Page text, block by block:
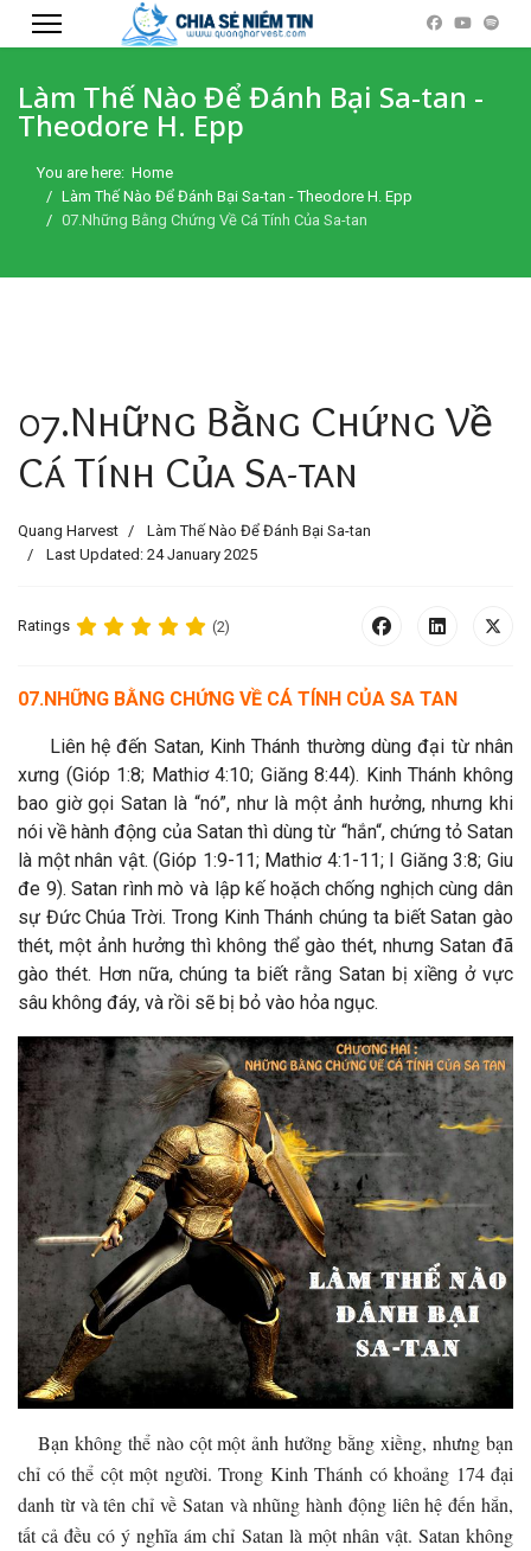
Làm Thế Nào Để Đánh Bại Sa-tan -
Theodore H. Epp
You are here: Home
Làm Thế Nào Để Đánh Bại Sa-tan - Theodore H. Epp
07.Những Bằng Chứng Về Cá Tính Của Sa-tan
07.Những Bằng Chứng Về
Cá Tính Của Sa-tan
Quang Harvest
Làm Thế Nào Để Đánh Bại Sa-tan
Last Updated: 24 January 2025
Ratings (2)
07.NHỮNG BẰNG CHỨNG VỀ CÁ TÍNH CỦA SA TAN
Liên hệ đến Satan, Kinh Thánh thường dùng đại từ nhân
xưng (Gióp 1:8; Mathiơ 4:10; Giăng 8:44). Kinh Thánh không
bao giờ gọi Satan là “nó”, như là một ảnh hưởng, nhưng khi
nói về hành động của Satan thì dùng từ “hắn“, chứng tỏ Satan
là một nhân vật. (Gióp 1:9-11; Mathiơ 4:1-11; I Giăng 3:8; Giu
đe 9). Satan rình mò và lập kế hoặch chống nghịch cùng dân
sự Đức Chúa Trời. Trong Kinh Thánh chúng ta biết Satan gào
thét, một ảnh hưởng thì không thể gào thét, nhưng Satan đã
gào thét. Hơn nữa, chúng ta biết rằng Satan bị xiềng ở vực
sâu không đáy, và rồi sẽ bị bỏ vào hỏa ngục.
Bạn không thể nào cột một ảnh hưởng bằng xiềng, nhưng bạn
chỉ có thể cột một người. Trong Kinh Thánh có khoảng 174 đại
danh từ và tên chỉ về Satan và nhũng hành động liên hệ đến hắn,
tất cả đều có ý nghĩa ám chỉ Satan là một nhân vật. Satan không